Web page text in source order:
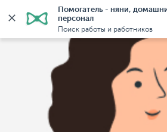
Помогатель - няни,
персонал
Поиск работы и работников
Главная Домработницы